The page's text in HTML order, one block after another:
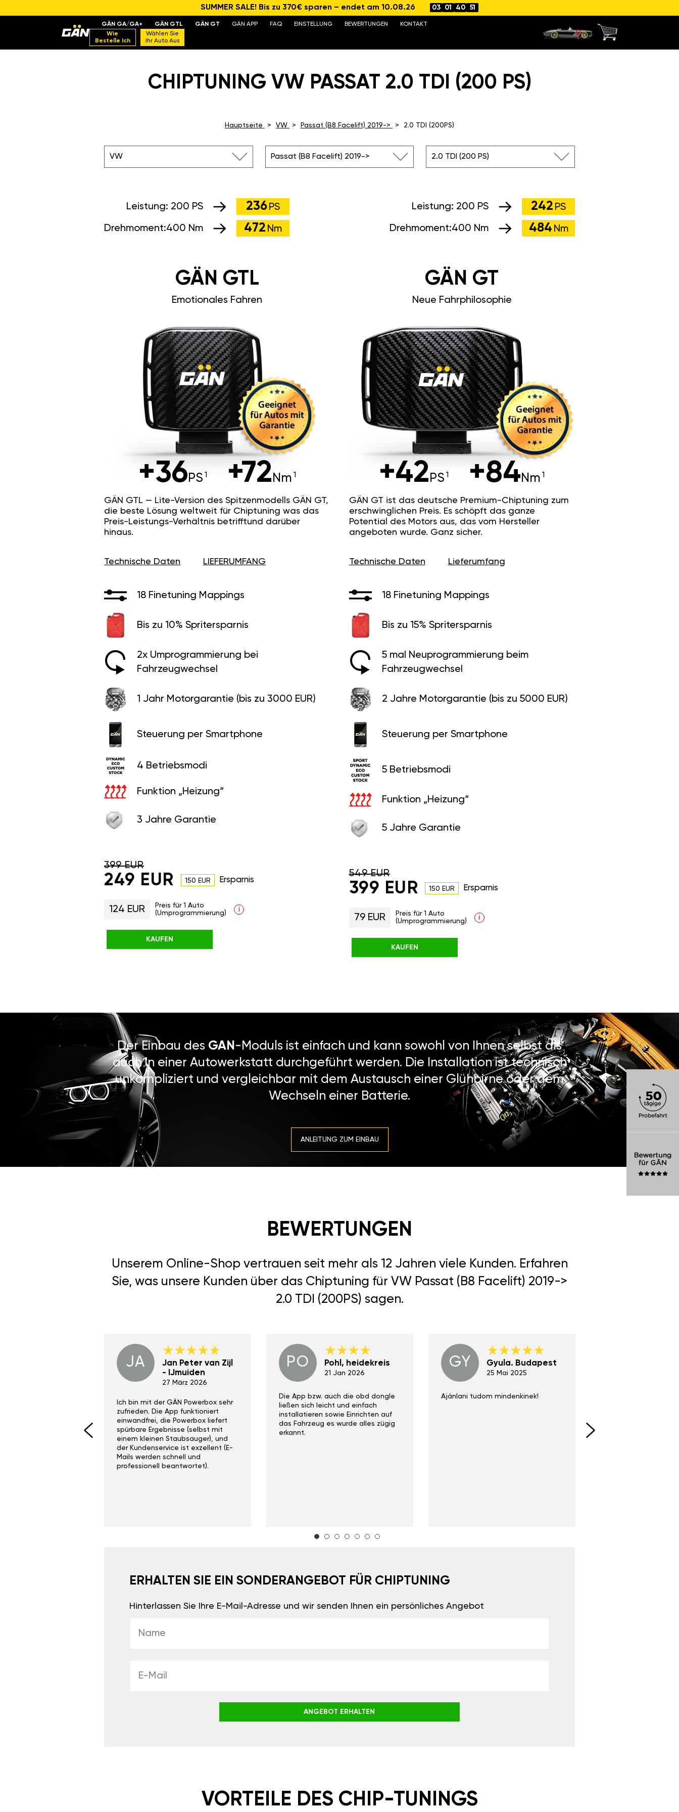
SUMMER SALE! Bis zu 370€ sparen – endet am 10.08.26 03 01 40 50
GÄN GA/GA+ GÄN GTL GÄN GT GÄN APP FAQ EINSTELLUNG BEWERTUNGEN
KONTAKT
Wie
Bestelle Ich
Wählen Sie
Ihr Auto Aus
CHIPTUNING VW PASSAT 2.0 TDI (200 PS)
Hauptseite VW Passat (B8 Facelift) 2019-> 2.0 TDI (200PS)
VW Passat (B8 Facelift) 2019-> 2.0 TDI (200 PS)
Leistung: 200 PS 242 PS
Drehmoment:400 Nm 484 Nm
Leistung: 200 PS 236 PS
Drehmoment:400 Nm 472 Nm
GÄN GT
Neue Fahrphilosophie
+42 PS +84 Nm
GÄN GT ist das deutsche Premium-Chiptuning zum
erschwinglichen Preis. Es schöpft das ganze
Potential des Motors aus, das vom Hersteller
angeboten wurde. Ganz sicher.
Technische Daten Lieferumfang
18 Finetuning Mappings
Bis zu 15% Spritersparnis
5 mal Neuprogrammierung beim
Fahrzeugwechsel
2 Jahre Motorgarantie (bis zu 5000 EUR)
Steuerung per Smartphone
5 Betriebsmodi
Funktion „Heizung“
5 Jahre Garantie
549 EUR
399 EUR 150 EUR Ersparnis
79 EUR
Preis für 1 Auto
(Umprogrammierung)
i
KAUFEN
GÄN GTL
Emotionales Fahren
+36 PS +72 Nm
GÄN GTL — Lite-Version des Spitzenmodells GÄN GT,
die beste Lösung weltweit für Chiptuning was das
Preis-Leistungs-Verhältnis betrifftund darüber
hinaus.
Technische Daten LIEFERUMFANG
18 Finetuning Mappings
Bis zu 10% Spritersparnis
2x Umprogrammierung bei
Fahrzeugwechsel
1 Jahr Motorgarantie (bis zu 3000 EUR)
Steuerung per Smartphone
4 Betriebsmodi
Funktion „Heizung“
3 Jahre Garantie
399 EUR
249 EUR 150 EUR Ersparnis
124 EUR
Preis für 1 Auto
(Umprogrammierung)
i
KAUFEN
Der Einbau des GAN -Moduls ist einfach und kann sowohl von Ihnen selbst als
auch in einer Autowerkstatt durchgeführt werden. Die Installation ist technisch
unkompliziert und vergleichbar mit dem Austausch einer Glühbirne oder dem
Wechseln einer Batterie.
ANLEITUNG ZUM EINBAU
BEWERTUNGEN
Unserem Online-Shop vertrauen seit mehr als 12 Jahren viele Kunden. Erfahren
Sie, was unsere Kunden über das Chiptuning für VW Passat (B8 Facelift) 2019->
2.0 TDI (200PS) sagen.
JA
Jan Peter van Zijl
- IJmuiden
27 März 2026
Ich bin mit der GÄN Powerbox sehr
zufrieden. Die App funktioniert
einwandfrei, die Powerbox liefert
spürbare Ergebnisse (selbst mit
einem kleinen Staubsauger), und
der Kundenservice ist exzellent (E-
Mails werden schnell und
professionell beantwortet).
PO Pohl, heidekreis
21 Jan 2026
Die App bzw. auch die obd dongle
ließen sich leicht und einfach
installatieren sowie Einrichten auf
das Fahrzeug es wurde alles zügig
erkannt.
GY Gyula. Budapest
25 Mai 2025
Ajánlani tudom mindenkinek!
ERHALTEN SIE EIN SONDERANGEBOT FÜR CHIPTUNING
Hinterlassen Sie Ihre E-Mail-Adresse und wir senden Ihnen ein persönliches Angebot
ANGEBOT ERHALTEN
VORTEILE DES CHIP-TUNINGS